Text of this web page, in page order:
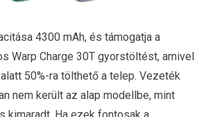
4300 mAh, és támogatja a
Warp Charge 30T gyorstöltést, amivel
50%-ra tölthető a telep. Vezeték
nem került az alap modellbe, mint